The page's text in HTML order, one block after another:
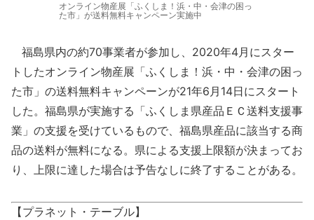
オンライン物産展「ふくしま！浜・中・会津の困っ
た市」が送料無料キャンペーン実施中
福島県内の約70事業者が参加し、2020年4月にスター
トしたオンライン物産展「ふくしま！浜・中・会津の困っ
た市」の送料無料キャンペーンが21年6月14日にスタート
した。福島県が実施する「ふくしま県産品ＥＣ送料支援事
業」の支援を受けているもので、福島県産品に該当する商
品の送料が無料になる。県による支援上限額が決まってお
り、上限に達した場合は予告なしに終了することがある。
【プラネット・テーブル】